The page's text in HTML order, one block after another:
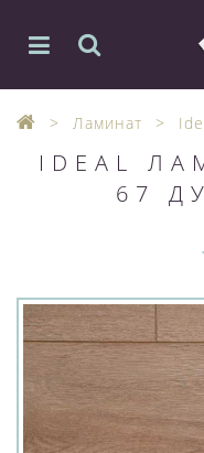
Ламинат
IDEAL
67